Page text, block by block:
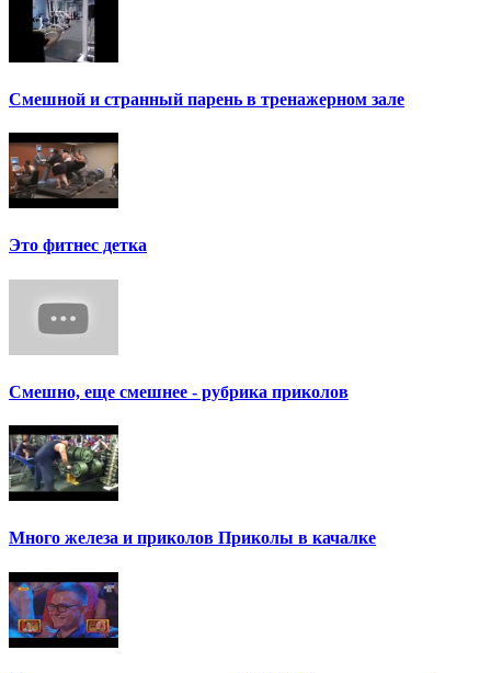
Смешной и странный парень в тренажерном зале
Это фитнес детка
Смешно, еще смешнее - рубрика приколов
Много железа и приколов Приколы в качалке